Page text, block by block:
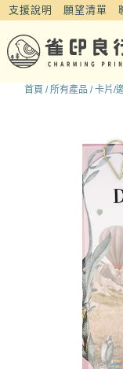
支援說明 願望清單
首頁 /所有產品 /卡片/